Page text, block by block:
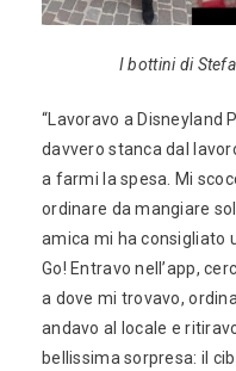
I bottini di
“Lavoravo a Disneyland
davvero stanca dal
a farmi la spesa. Mi
ordinare da mangiare
amica mi ha consigliato
Go! Entravo nell’app,
a dove mi trovavo,
andavo al locale e
bellissima sorpresa: il